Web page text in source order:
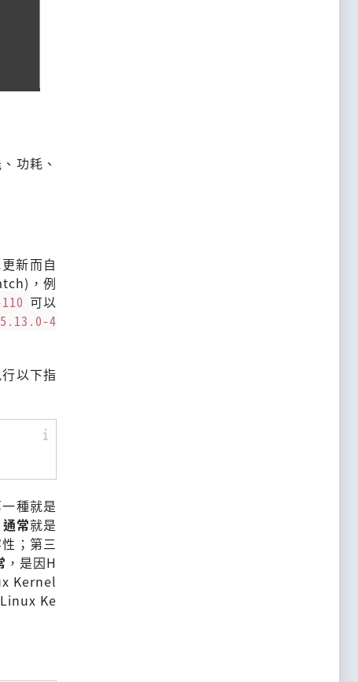
功耗、
新而自
，例
可以
5.13.0-4
以下指
種就是
通常就是
；第三
，是因H
Kernel
Ke